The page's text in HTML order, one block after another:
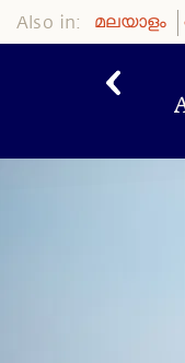
Also in: മലയാളം